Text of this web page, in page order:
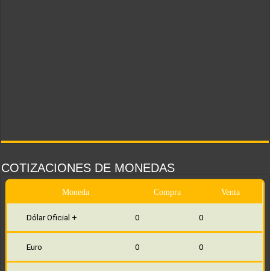
COTIZACIONES DE MONEDAS
Moneda Compra Venta
Dólar Oficial + 0 0
Euro 0 0